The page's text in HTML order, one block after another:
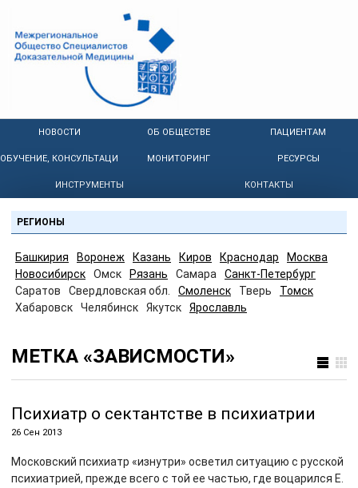
НОВОСТИ ОБ ОБЩЕСТВЕ ПАЦИЕНТАМ
ОБУЧЕНИЕ, КОНСУЛЬТАЦИИ МОНИТОРИНГ РЕСУРСЫ
ИНСТРУМЕНТЫ КОНТАКТЫ
РЕГИОНЫ
Башкирия Воронеж Казань Киров Краснодар
Москва
Новосибирск
Омск Рязань Самара
Санкт-Петербург
Саратов
Свердловская обл. Смоленск Тверь
Томск
Хабаровск
Челябинск Якутск Ярославль
МЕТКА «ЗАВИСМОСТИ»
Психиатр о сектантстве в психиатрии
26 Сен 2013
Московский психиатр «изнутри» осветил ситуацию с русской
психиатрией, прежде всего с той ее частью, где воцарился Е.